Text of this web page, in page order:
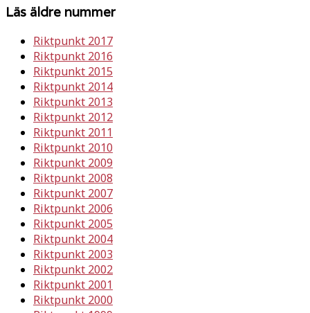
Läs äldre nummer
Riktpunkt 2017
Riktpunkt 2016
Riktpunkt 2015
Riktpunkt 2014
Riktpunkt 2013
Riktpunkt 2012
Riktpunkt 2011
Riktpunkt 2010
Riktpunkt 2009
Riktpunkt 2008
Riktpunkt 2007
Riktpunkt 2006
Riktpunkt 2005
Riktpunkt 2004
Riktpunkt 2003
Riktpunkt 2002
Riktpunkt 2001
Riktpunkt 2000